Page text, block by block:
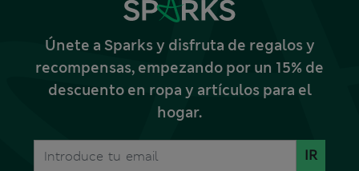
Únete a Sparks y disfruta de regalos y
recompensas, empezando por un 15% de
descuento en ropa y artículos para el
hogar.
IR